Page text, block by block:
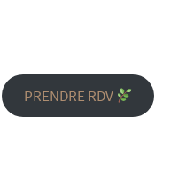
PRENDRE RDV